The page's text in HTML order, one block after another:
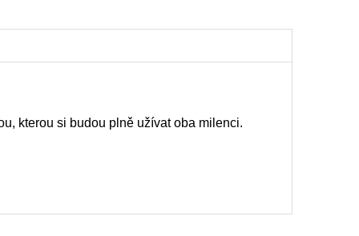
kterou si budou plně užívat oba milenci.